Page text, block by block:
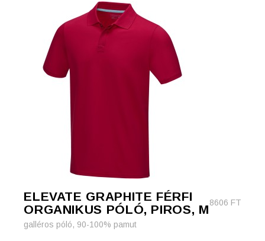
ELEVATE GRAPHITE FÉRFI
ORGANIKUS PÓLÓ, PIROS, M8606 FT
galléros póló, 90-100% pamut